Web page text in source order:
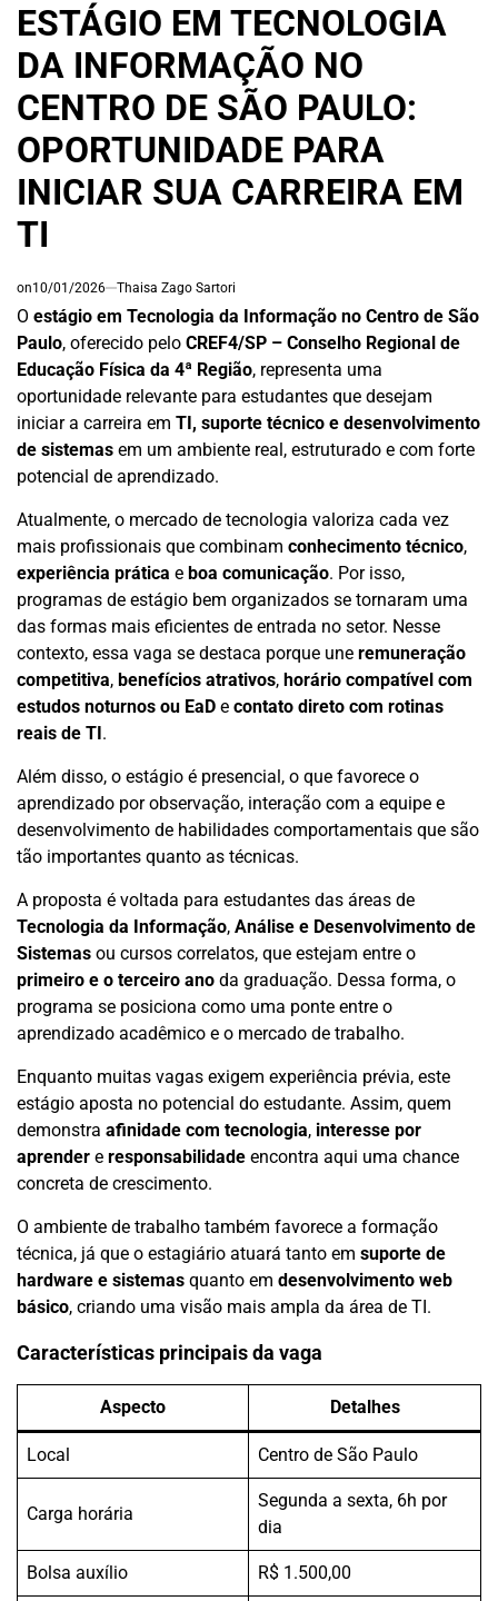
ESTÁGIO EM TECNOLOGIA
DA INFORMAÇÃO NO
CENTRO DE SÃO PAULO:
OPORTUNIDADE PARA
INICIAR SUA CARREIRA EM
TI
on10/01/2026 Thaisa Zago Sartori
O estágio em Tecnologia da Informação no Centro de São
Paulo, oferecido pelo CREF4/SP – Conselho Regional de
Educação Física da 4ª Região, representa uma
oportunidade relevante para estudantes que desejam
iniciar a carreira em TI, suporte técnico e desenvolvimento
de sistemas em um ambiente real, estruturado e com forte
potencial de aprendizado.
Atualmente, o mercado de tecnologia valoriza cada vez
mais profissionais que combinam conhecimento técnico,
experiência prática e boa comunicação. Por isso,
programas de estágio bem organizados se tornaram uma
das formas mais eficientes de entrada no setor. Nesse
contexto, essa vaga se destaca porque une remuneração
competitiva, benefícios atrativos, horário compatível com
estudos noturnos ou EaD e contato direto com rotinas
reais de TI.
Além disso, o estágio é presencial, o que favorece o
aprendizado por observação, interação com a equipe e
desenvolvimento de habilidades comportamentais que são
tão importantes quanto as técnicas.
A proposta é voltada para estudantes das áreas de
Tecnologia da Informação, Análise e Desenvolvimento de
Sistemas ou cursos correlatos, que estejam entre o
primeiro e o terceiro ano da graduação. Dessa forma, o
programa se posiciona como uma ponte entre o
aprendizado acadêmico e o mercado de trabalho.
Enquanto muitas vagas exigem experiência prévia, este
estágio aposta no potencial do estudante. Assim, quem
demonstra afinidade com tecnologia, interesse por
aprender e responsabilidade encontra aqui uma chance
concreta de crescimento.
O ambiente de trabalho também favorece a formação
técnica, já que o estagiário atuará tanto em suporte de
hardware e sistemas quanto em desenvolvimento web
básico, criando uma visão mais ampla da área de TI.
Características principais da vaga
Aspecto Detalhes
Local Centro de São Paulo
Carga horária
Segunda a sexta, 6h por
dia
Bolsa auxílio R$ 1.500,00